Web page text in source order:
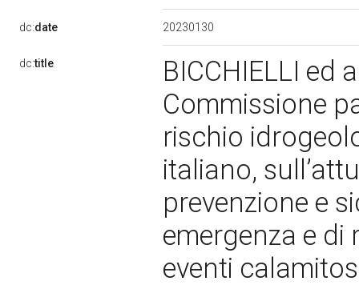
dc:date 20230130
dc:title
BICCHIELLI ed
Commissione
rischio
italiano,
prevenzione e
emergenza e
eventi